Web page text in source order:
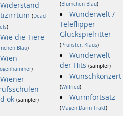
Widerstand -
(Dead
)
Wie die Tiere
Blau)
Wien
)
Wiener
ok (sampler)
(Blümchen Blau)
Wunderwelt /
Teleflipper-
Glückspielritter
(Prünster, Klaus)
Wunderwelt
der Hits (sampler)
Wunschkonzert
(Wilfried)
Wurmfortsatz
(Magen Darm Trakt)